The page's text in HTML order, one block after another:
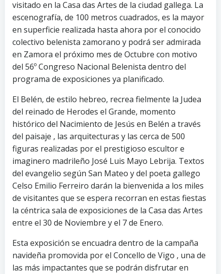
visitado en la Casa das Artes de la ciudad gallega. La
escenografía, de 100 metros cuadrados, es la mayor
en superficie realizada hasta ahora por el conocido
colectivo belenista zamorano y podrá ser admirada
en Zamora el próximo mes de Octubre con motivo
del 56º Congreso Nacional Belenista dentro del
programa de exposiciones ya planificado.
El Belén, de estilo hebreo, recrea fielmente la Judea
del reinado de Herodes el Grande, momento
histórico del Nacimiento de Jesús en Belén a través
del paisaje , las arquitecturas y las cerca de 500
figuras realizadas por el prestigioso escultor e
imaginero madrileño José Luis Mayo Lebrija. Textos
del evangelio según San Mateo y del poeta gallego
Celso Emilio Ferreiro darán la bienvenida a los miles
de visitantes que se espera recorran en estas fiestas
la céntrica sala de exposiciones de la Casa das Artes
entre el 30 de Noviembre y el 7 de Enero.
Esta exposición se encuadra dentro de la campaña
navideña promovida por el Concello de Vigo , una de
las más impactantes que se podrán disfrutar en